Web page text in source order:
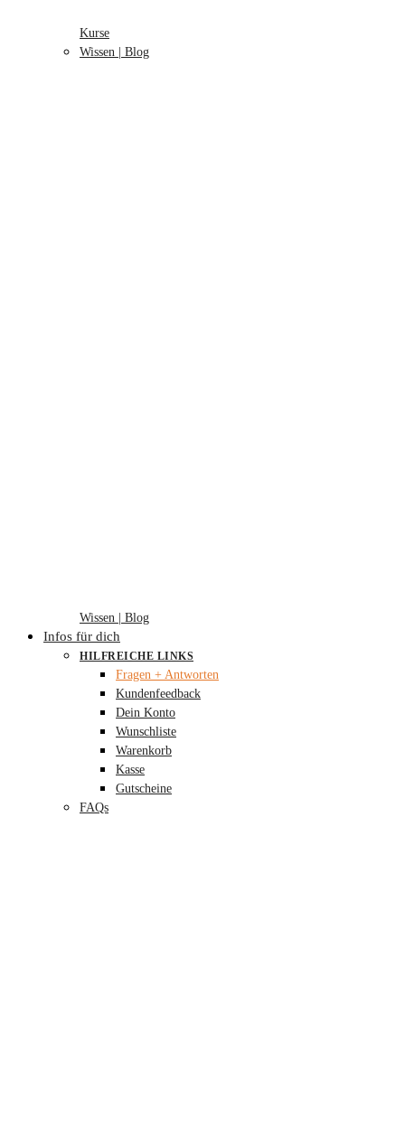
Kurse
Wissen | Blog
Wissen | Blog
Infos für dich
HILFREICHE LINKS
Fragen + Antworten
Kundenfeedback
Dein Konto
Wunschliste
Warenkorb
Kasse
Gutscheine
FAQs